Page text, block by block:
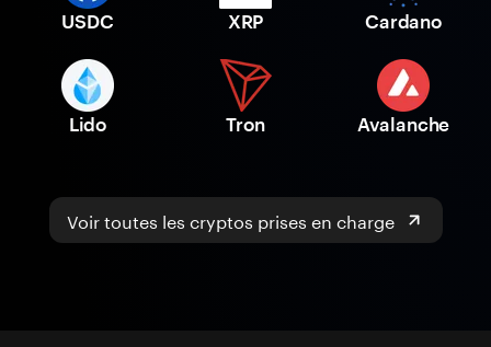
USDC XRP Cardano
Lido Tron Avalanche
Voir toutes les cryptos prises en charge